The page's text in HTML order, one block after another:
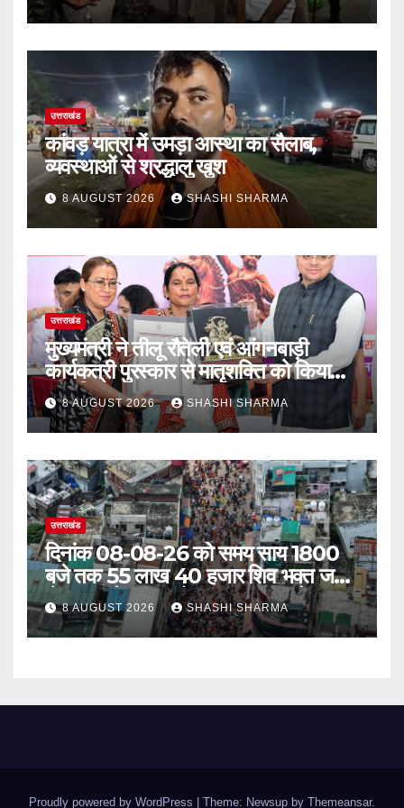
उत्तराखंड
कांवड़ यात्रा में उमड़ा आस्था का सैलाब,
व्यवस्थाओं से श्रद्धालु खुश
8 AUGUST 2026 SHASHI SHARMA
उत्तराखंड
मुख्यमंत्री ने तीलू रौतेली एवं आंगनबाड़ी
कार्यकत्री पुरस्कार से मातृशक्ति को किया
सम्मानित
8 AUGUST 2026 SHASHI SHARMA
उत्तराखंड
दिनांक 08-08-26 को समय साय 1800
बजे तक 55 लाख 40 हजार शिव भक्त जल
लेकर अपने गंतव्य को प्रस्थान कर चुके
8 AUGUST 2026 SHASHI SHARMA
Proudly powered by WordPress Theme: Newsup by Themeansar.